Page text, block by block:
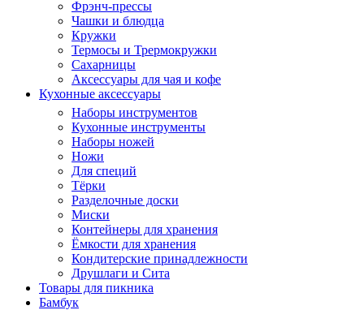
Фрэнч-прессы
Чашки и блюдца
Кружки
Термосы и Трермокружки
Сахарницы
Аксессуары для чая и кофе
Кухонные аксессуары
Наборы инструментов
Кухонные инструменты
Наборы ножей
Ножи
Для специй
Тёрки
Разделочные доски
Миски
Контейнеры для хранения
Ёмкости для хранения
Кондитерские принадлежности
Друшлаги и Сита
Товары для пикника
Бамбук